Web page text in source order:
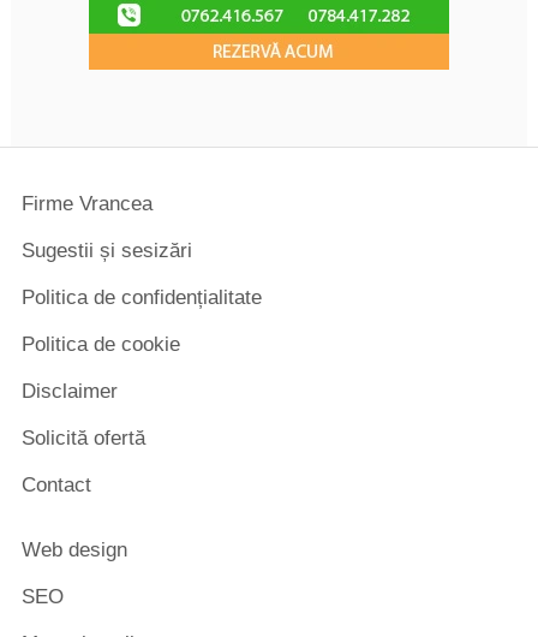
Firme Vrancea
Sugestii și sesizări
Politica de confidențialitate
Politica de cookie
Disclaimer
Solicită ofertă
Contact
Web design
SEO